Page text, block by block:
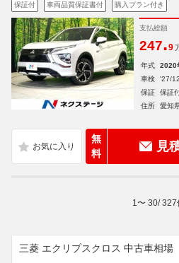
保証付 車両品質保証書付 購入プラン付き
支払総額
247.9
年式 2020
車検
'27/12
保証
保証
住所
愛知
無
料
見
1 〜 30/327
三菱 エクリプスクロス 中古車相場